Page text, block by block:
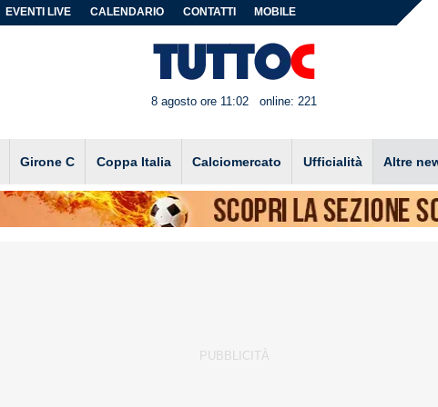
EVENTI LIVE CALENDARIO CONTATTI MOBILE
8 agosto ore 11:02 online: 221
Girone C Coppa Italia Calciomercato Ufficialità Altre